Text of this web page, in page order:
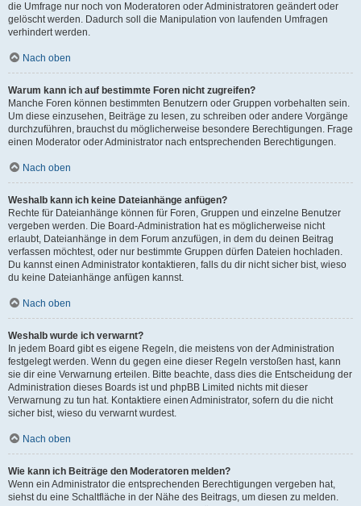
die Umfrage nur noch von Moderatoren oder Administratoren geändert oder
gelöscht werden. Dadurch soll die Manipulation von laufenden Umfragen
verhindert werden.
Nach oben
Warum kann ich auf bestimmte Foren nicht zugreifen?
Manche Foren können bestimmten Benutzern oder Gruppen vorbehalten sein.
Um diese einzusehen, Beiträge zu lesen, zu schreiben oder andere Vorgänge
durchzuführen, brauchst du möglicherweise besondere Berechtigungen. Frage
einen Moderator oder Administrator nach entsprechenden Berechtigungen.
Nach oben
Weshalb kann ich keine Dateianhänge anfügen?
Rechte für Dateianhänge können für Foren, Gruppen und einzelne Benutzer
vergeben werden. Die Board-Administration hat es möglicherweise nicht
erlaubt, Dateianhänge in dem Forum anzufügen, in dem du deinen Beitrag
verfassen möchtest, oder nur bestimmte Gruppen dürfen Dateien hochladen.
Du kannst einen Administrator kontaktieren, falls du dir nicht sicher bist, wieso
du keine Dateianhänge anfügen kannst.
Nach oben
Weshalb wurde ich verwarnt?
In jedem Board gibt es eigene Regeln, die meistens von der Administration
festgelegt werden. Wenn du gegen eine dieser Regeln verstoßen hast, kann
sie dir eine Verwarnung erteilen. Bitte beachte, dass dies die Entscheidung der
Administration dieses Boards ist und phpBB Limited nichts mit dieser
Verwarnung zu tun hat. Kontaktiere einen Administrator, sofern du die nicht
sicher bist, wieso du verwarnt wurdest.
Nach oben
Wie kann ich Beiträge den Moderatoren melden?
Wenn ein Administrator die entsprechenden Berechtigungen vergeben hat,
siehst du eine Schaltfläche in der Nähe des Beitrags, um diesen zu melden.